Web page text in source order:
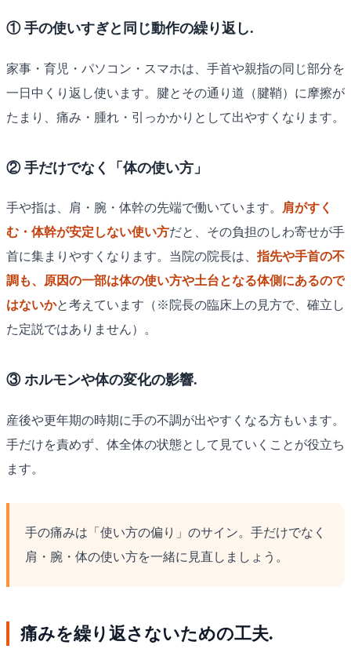
① 手の使いすぎと同じ動作の繰り返し.
家事・育児・パソコン・スマホは、手首や親指の同じ部分を
一日中くり返し使います。腱とその通り道（腱鞘）に摩擦が
たまり、痛み・腫れ・引っかかりとして出やすくなります。
② 手だけでなく「体の使い方」
手や指は、肩・腕・体幹の先端で働いています。
肩がすく
む・体幹が安定しない使い方だと、その負担のしわ寄せが手
首に集まりやすくなります。当院の院長は、 指先や手首の不
調も、原因の一部は体の使い方や土台となる体側にあるので
はないかと考えています（※院長の臨床上の見方で、確立し
た定説ではありません）。
③ ホルモンや体の変化の影響.
産後や更年期の時期に手の不調が出やすくなる方もいます。
手だけを責めず、体全体の状態として見ていくことが役立ち
ます。
手の痛みは「使い方の偏り」のサイン。手だけでなく
肩・腕・体の使い方を一緒に見直しましょう。
痛みを繰り返さないための工夫.